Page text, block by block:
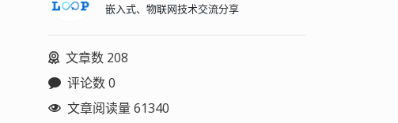
嵌入式、物联网技术交流分享
文章数 208
评论数 0
文章阅读量 61340